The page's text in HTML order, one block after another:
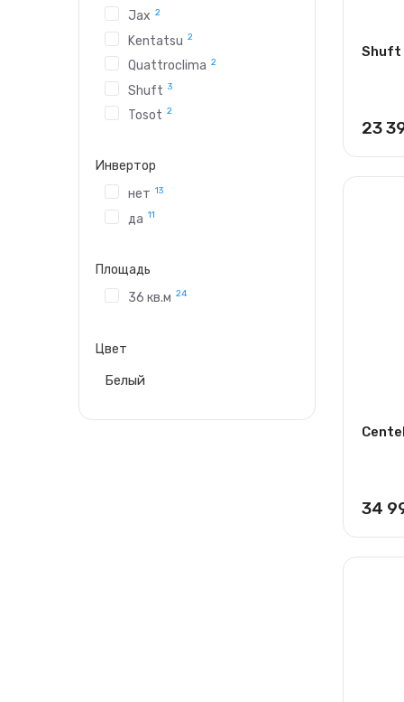
Shuft
23
34
Jax 2
Kentatsu 2
Quattroclima 2
Shuft 3
Tosot 2
Инвертор
нет 13
да 11
Площадь
36 кв.м 24
Цвет
Белый